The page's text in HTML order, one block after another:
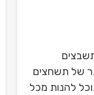
של תשחצים
להנות מכל